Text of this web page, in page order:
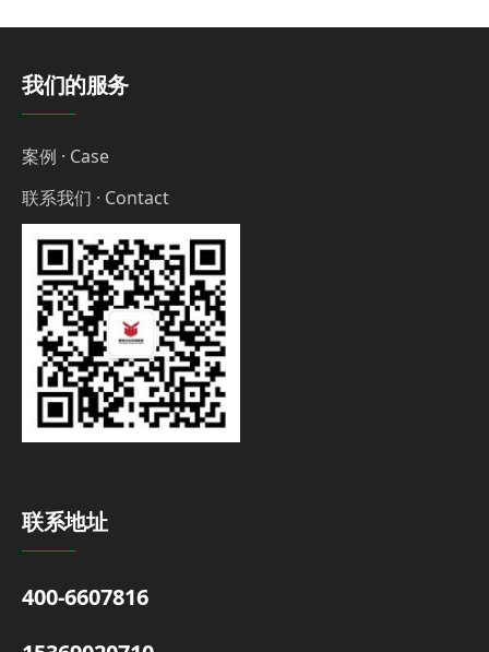
我们的服务
案例 · Case
联系我们 · Contact
联系地址
400-6607816